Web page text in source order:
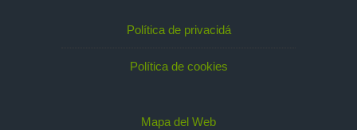
Política de privacidá
Política de cookies
Mapa del Web